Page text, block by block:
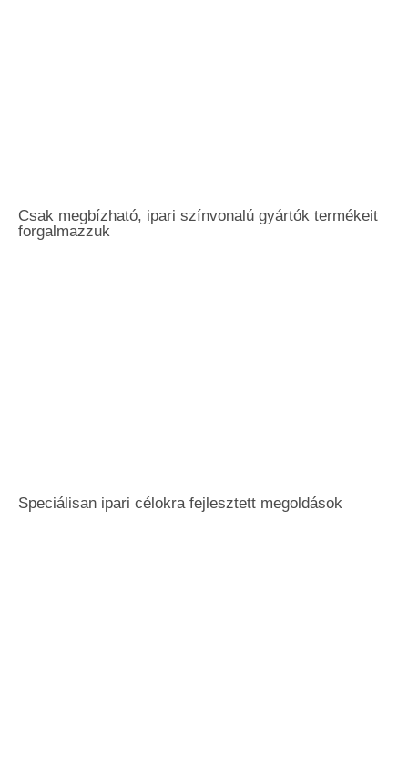
Csak megbízható, ipari színvonalú gyártók termékeit
forgalmazzuk
Speciálisan ipari célokra fejlesztett megoldások